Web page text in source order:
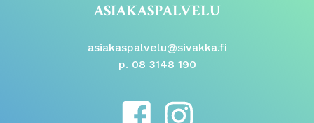
ASIAKASPALVELU
asiakaspalvelu@sivakka.fi
p. 08 3148 190